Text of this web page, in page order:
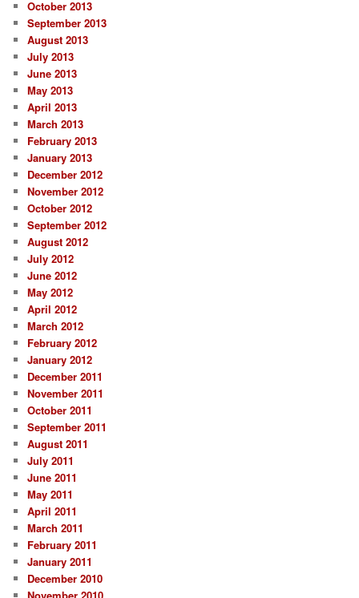
October 2013
September 2013
August 2013
July 2013
June 2013
May 2013
April 2013
March 2013
February 2013
January 2013
December 2012
November 2012
October 2012
September 2012
August 2012
July 2012
June 2012
May 2012
April 2012
March 2012
February 2012
January 2012
December 2011
November 2011
October 2011
September 2011
August 2011
July 2011
June 2011
May 2011
April 2011
March 2011
February 2011
January 2011
December 2010
November 2010